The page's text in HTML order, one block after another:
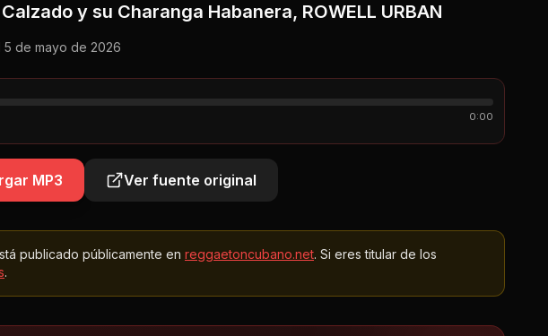
y su Charanga Habanera, ROWELL URBAN
5 de mayo de 2026
0:00
MP3 Ver fuente original
publicado públicamente en reggaetoncubano.net. Si eres titular de los
.